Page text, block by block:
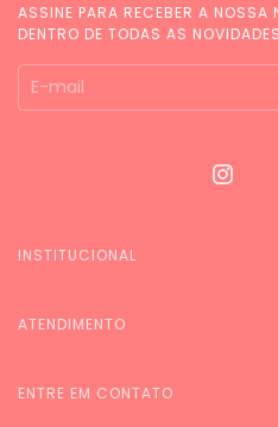
ASSINE PARA RECEBER A NOSSA
DENTRO DE TODAS AS
INSTITUCIONAL
ATENDIMENTO
ENTRE EM CONTATO